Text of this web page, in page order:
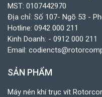
MST: 0107442970
Địa chỉ: Số 107- Ngõ 53 -
Hotline: 0942 000 211
Kinh Doanh: - 0912 000 211
Email:
SẢN PHẨM
Máy nén khí trục vít